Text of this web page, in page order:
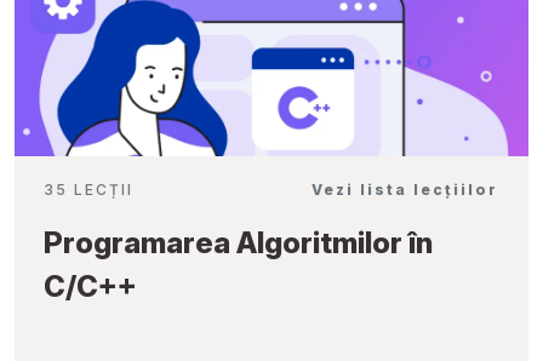
35 LECȚII Vezi lista lecțiilor
Programarea Algoritmilor în
C/C++